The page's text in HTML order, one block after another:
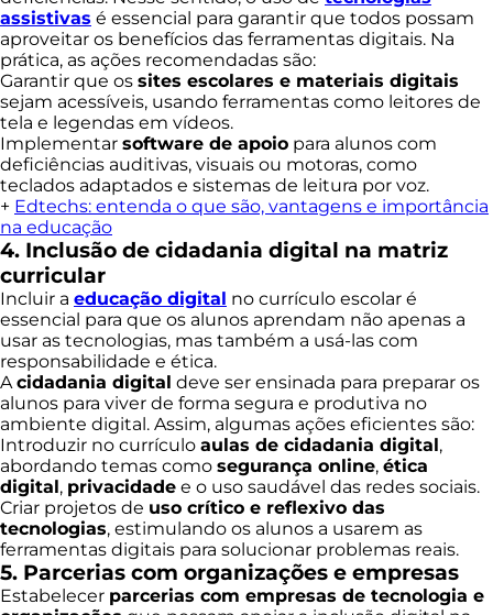
assistivas é essencial para garantir que todos possam
aproveitar os benefícios das ferramentas digitais. Na
prática, as ações recomendadas são:
Garantir que os sites escolares e materiais digitais
sejam acessíveis, usando ferramentas como leitores de
tela e legendas em vídeos.
Implementar software de apoio para alunos com
deficiências auditivas, visuais ou motoras, como
teclados adaptados e sistemas de leitura por voz.
+ Edtechs: entenda o que são, vantagens e importância
na educação
4. Inclusão de cidadania digital na matriz
curricular
Incluir a educação digital no currículo escolar é
essencial para que os alunos aprendam não apenas a
usar as tecnologias, mas também a usá-las com
responsabilidade e ética.
Acidadania digital deve ser ensinada para preparar os
alunos para viver de forma segura e produtiva no
ambiente digital. Assim, algumas ações eficientes são:
Introduzir no currículo aulas de cidadania digital,
abordando temas como segurança online, ética
digital, privacidade e o uso saudável das redes sociais.
Criar projetos de uso crítico e reflexivo das
tecnologias, estimulando os alunos a usarem as
ferramentas digitais para solucionar problemas reais.
5. Parcerias com organizações e empresas
Estabelecer parcerias com empresas de tecnologia e